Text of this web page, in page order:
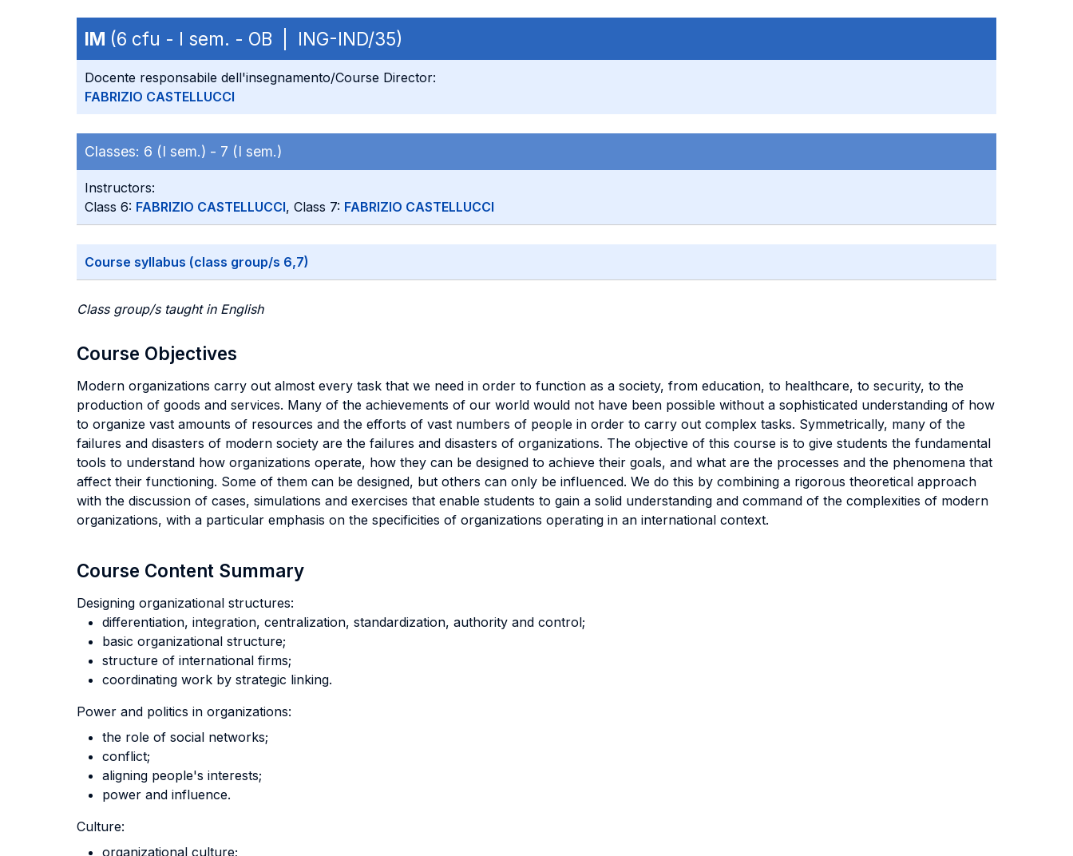
IM (6 cfu - I sem. - OB | ING-IND/35)
Docente responsabile dell'insegnamento/Course Director:
FABRIZIO CASTELLUCCI
Classes: 6 (I sem.) - 7 (I sem.)
Instructors:
Class 6: FABRIZIO CASTELLUCCI, Class 7: FABRIZIO CASTELLUCCI
Course syllabus (class group/s 6,7)
Class group/s taught in English
Course Objectives
Modern organizations carry out almost every task that we need in order to function as a society, from education, to healthcare, to security, to the
production of goods and services. Many of the achievements of our world would not have been possible without a sophisticated understanding of how
to organize vast amounts of resources and the efforts of vast numbers of people in order to carry out complex tasks. Symmetrically, many of the
failures and disasters of modern society are the failures and disasters of organizations. The objective of this course is to give students the fundamental
tools to understand how organizations operate, how they can be designed to achieve their goals, and what are the processes and the phenomena that
affect their functioning. Some of them can be designed, but others can only be influenced. We do this by combining a rigorous theoretical approach
with the discussion of cases, simulations and exercises that enable students to gain a solid understanding and command of the complexities of modern
organizations, with a particular emphasis on the specificities of organizations operating in an international context.
Course Content Summary
Designing organizational structures:
differentiation, integration, centralization, standardization, authority and control;
basic organizational structure;
structure of international firms;
coordinating work by strategic linking.
Power and politics in organizations:
the role of social networks;
conflict;
aligning people's interests;
power and influence.
Culture:
organizational culture;